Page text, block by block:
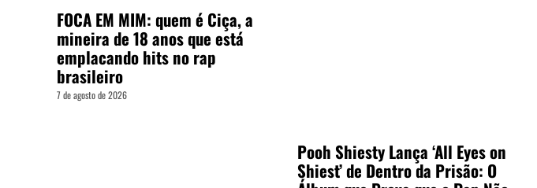
FOCA EM MIM: quem é Ciça, a
mineira de 18 anos que está
emplacando hits no rap
brasileiro
7 de agosto de 2026
Pooh Shiesty Lança ‘All Eyes on
Shiest’ de Dentro da Prisão: O